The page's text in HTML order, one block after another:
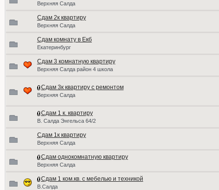
Верхняя Салда
Сдам 2к квартиру
Верхняя Салда
Сдам комнату в Екб
Екатеринбург
Сдам 3 комнатную квартиру
Верхняя Салда район 4 школа
Сдам 3к квартиру с ремонтом
Верхняя Салда
Сдам 1 к. квартиру
В. Салда Энгельса 64/2
Сдам 1к квартиру
Верхняя Салда
Сдам однокомнатную квартиру
Верхняя Салда
Сдам 1 ком.кв. с мебелью и техникой
В.Салда